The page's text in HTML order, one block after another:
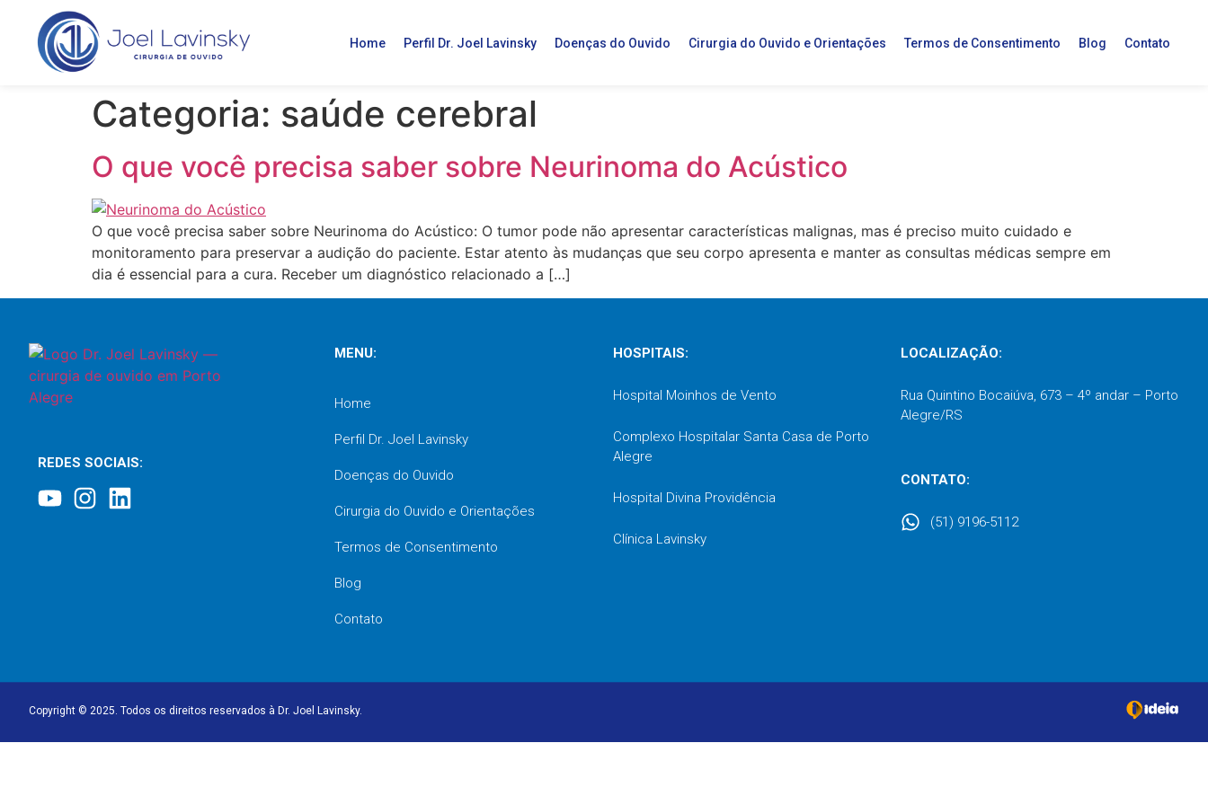
Home Perfil Dr. Joel Lavinsky Doenças do Ouvido Cirurgia do Ouvido e Orientações Termos de Consentimento Blog Contato
Categoria: saúde cerebral
O que você precisa saber sobre Neurinoma do Acústico
O que você precisa saber sobre Neurinoma do Acústico: O tumor pode não apresentar características malignas, mas é preciso muito cuidado e
monitoramento para preservar a audição do paciente. Estar atento às mudanças que seu corpo apresenta e manter as consultas médicas sempre em
dia é essencial para a cura. Receber um diagnóstico relacionado a […]
REDES SOCIAIS:
MENU:
Home
Perfil Dr. Joel Lavinsky
Doenças do Ouvido
Cirurgia do Ouvido e Orientações
Termos de Consentimento
Blog
Contato
HOSPITAIS:
Hospital Moinhos de Vento
Complexo Hospitalar Santa Casa de Porto
Alegre
Hospital Divina Providência
Clínica Lavinsky
LOCALIZAÇÃO:
Rua Quintino Bocaiúva, 673 – 4º andar – Porto
Alegre/RS
CONTATO:
(51) 9196-5112
Copyright © 2025. Todos os direitos reservados à Dr. Joel Lavinsky.